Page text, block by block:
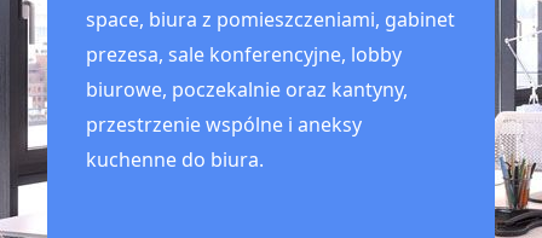
space, biura z pomieszczeniami, gabinet
prezesa, sale konferencyjne, lobby
biurowe, poczekalnie oraz kantyny,
przestrzenie wspólne i aneksy
kuchenne do biura.